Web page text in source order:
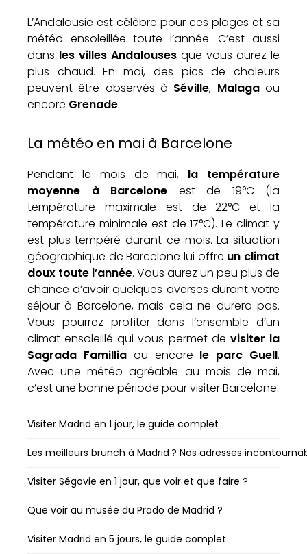
L’Andalousie est célèbre pour ces plages et sa
météo ensoleillée toute l’année. C’est aussi
dans les villes Andalouses que vous aurez le
plus chaud. En mai, des pics de chaleurs
peuvent être observés à Séville, Malagaou
encore Grenade.
La météo en mai à Barcelone
Pendant le mois de mai, la température
moyenne à Barcelone est de 19°C (la
température maximale est de 22°C et la
température minimale est de 17°C). Le climat y
est plus tempéré durant ce mois. La situation
géographique de Barcelone lui offre un climat
doux toute l’année. Vous aurez un peu plus de
chance d’avoir quelques averses durant votre
séjour à Barcelone, mais cela ne durera pas.
Vous pourrez profiter dans l’ensemble d’un
climat ensoleillé qui vous permet de visiter la
Sagrada Familliaou encore le parc Guell.
Avec une météo agréable au mois de mai,
c’est une bonne période pour visiter Barcelone.
Visiter Madrid en 1 jour, le guide complet
Les meilleurs brunch à Madrid ? Nos adresses
Visiter Ségovie en 1 jour, que voir et que faire ?
Que voir au musée du Prado de Madrid ?
Visiter Madrid en 5 jours, le guide complet